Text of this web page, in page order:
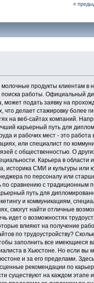
«
продукты клиентам в
поиска работы. Официальный
подать заявку на
делает стажировку более
на веб-сайтах компаний.
карьерный путь для
и рабочих мест - это работа
или специалист по
с общественностью. О
Карьера в области
историка СМИ и культуры или
по персоналу или
сравнению с традиционным
путь для
и коммуникациям,
смогут найти отличные
идет о возможностях
влияют на получение
по трудоустройству?
заполнить все имеющиеся
в Хьюстоне. Но если вы
и за его пределами.
рекомендации по
существуют на каждом этапе